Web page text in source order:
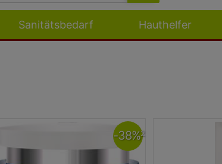
Sanitätsbedarf Hauthelfer
-38%2